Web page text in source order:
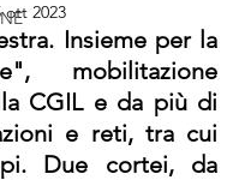
ott 2023
Insieme per la
mobilitazione
CGIL e da più di
e reti, tra cui
Due cortei, da